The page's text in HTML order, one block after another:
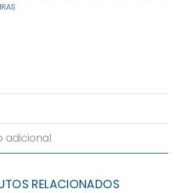
adicional
RELACIONADOS